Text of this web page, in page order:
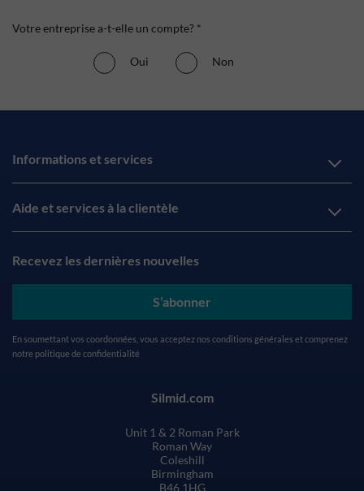
Votre entreprise a-t-elle un compte? *
Oui Non
Informations et services
Aide et services à la clientèle
Recevez les dernières nouvelles
S’abonner
En soumettant vos coordonnées, vous acceptez nos conditions générales et comprenez
notre politique de confidentialité
Silmid.com
Unit 1 & 2 Roman Park
Roman Way
Coleshill
Birmingham
B46 1HG